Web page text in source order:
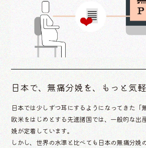
日本で、無痛分娩を、もっと気軽
日本では少しずつ耳にするようになってきた「
欧米をはじめとする先進諸国では、一般的な出
娩が定着しています。
しかし、世界の水準と比べても日本の無痛分娩